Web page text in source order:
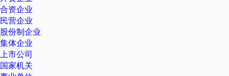
合资企业
民营企业
股份制企业
集体企业
上市公司
国家机关